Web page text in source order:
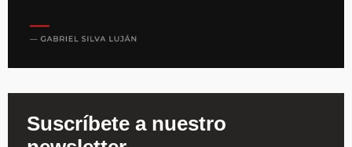
Suscríbete a nuestro